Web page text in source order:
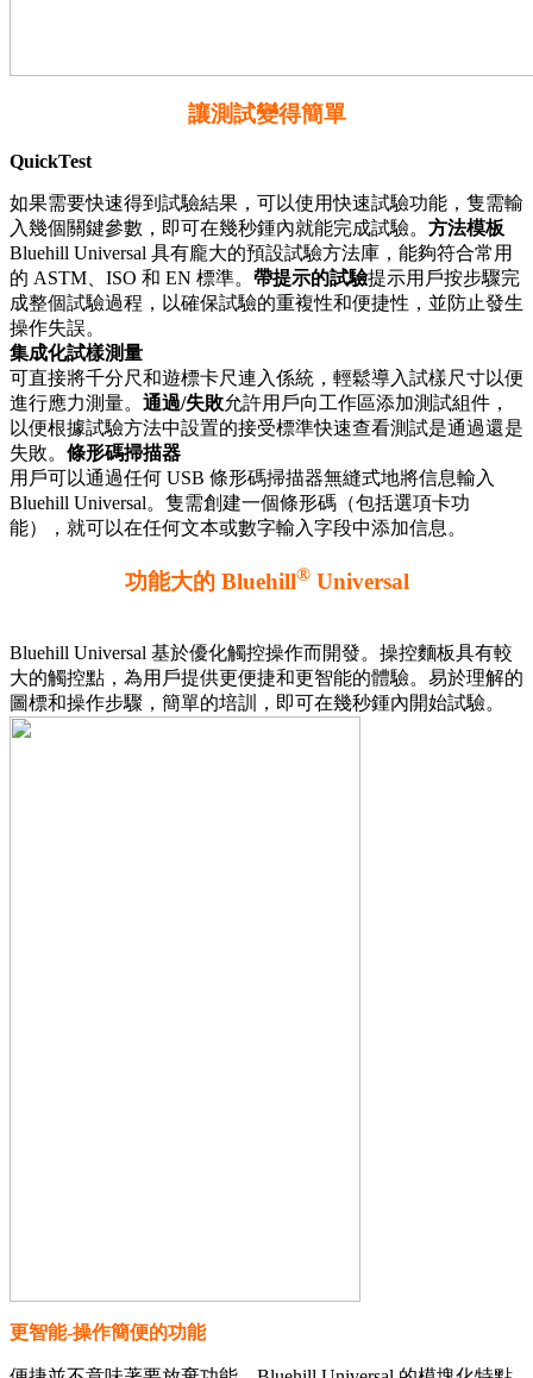
讓測試變得簡單
QuickTest
如果需要快速得到試驗結果，可以使用快速試驗功能，隻需輸
入幾個關鍵參數，即可在幾秒鍾內就能完成試驗。 方法模板
Bluehill Universal 具有龐大的預設試驗方法庫，能夠符合常用
的 ASTM、ISO 和 EN 標準。 帶提示的試驗提示用戶按步驟完
成整個試驗過程，以確保試驗的重複性和便捷性，並防止發生
操作失誤。
集成化試樣測量
可直接將千分尺和遊標卡尺連入係統，輕鬆導入試樣尺寸以便
進行應力測量。 通過/失敗允許用戶向工作區添加測試組件，
以便根據試驗方法中設置的接受標準快速查看測試是通過還是
失敗。 條形碼掃描器
用戶可以通過任何 USB 條形碼掃描器無縫式地將信息輸入
Bluehill Universal。隻需創建一個條形碼（包括選項卡功
能），就可以在任何文本或數字輸入字段中添加信息。
功能大的 Bluehill®Universal
Bluehill Universal 基於優化觸控操作而開發。操控麵板具有較
大的觸控點，為用戶提供更便捷和更智能的體驗。易於理解的
圖標和操作步驟，簡單的培訓，即可在幾秒鍾內開始試驗。
更智能-操作簡便的功能